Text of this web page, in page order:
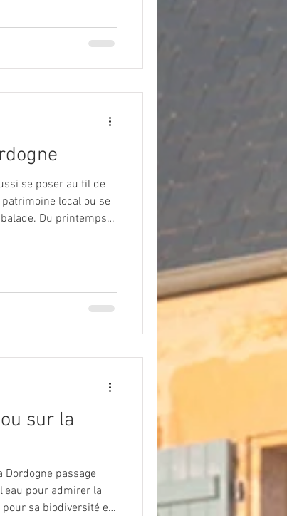
de gîtes
de la rivière
se poser au fil de
local ou se
Du printemps à
sur la
passage
pour admirer la
pour sa biodiversité et